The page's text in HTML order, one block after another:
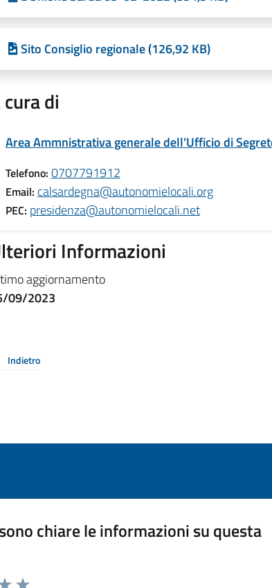
Sito Consiglio regionale (126,92 KB)
di
Area Ammnistrativa generale dell’Ufficio di
Telefono: 0707791912
Email: calsardegna@autonomielocali.org
PEC: presidenza@autonomielocali.net
Informazioni
aggiornamento
09/2023
Indietro
chiare le informazioni su questa
la pagina